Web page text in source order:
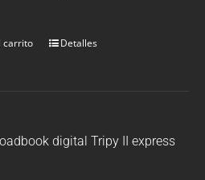
carrito Detalles
digital Tripy II express